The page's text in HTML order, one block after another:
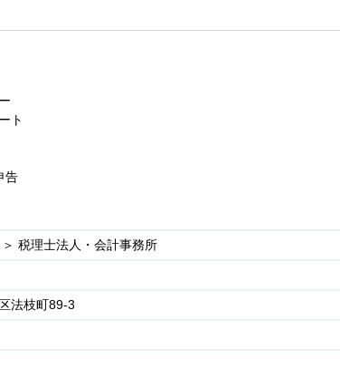
年経営をサポートし、社会に貢献する」
がいる会計事務所」
として、MMPGに加盟し、常に最新の医療／介護専門知
連続増収増益
400件を超えるお客様をサポート
ト
告
税理士法人・会計事務所
法枝町89-3